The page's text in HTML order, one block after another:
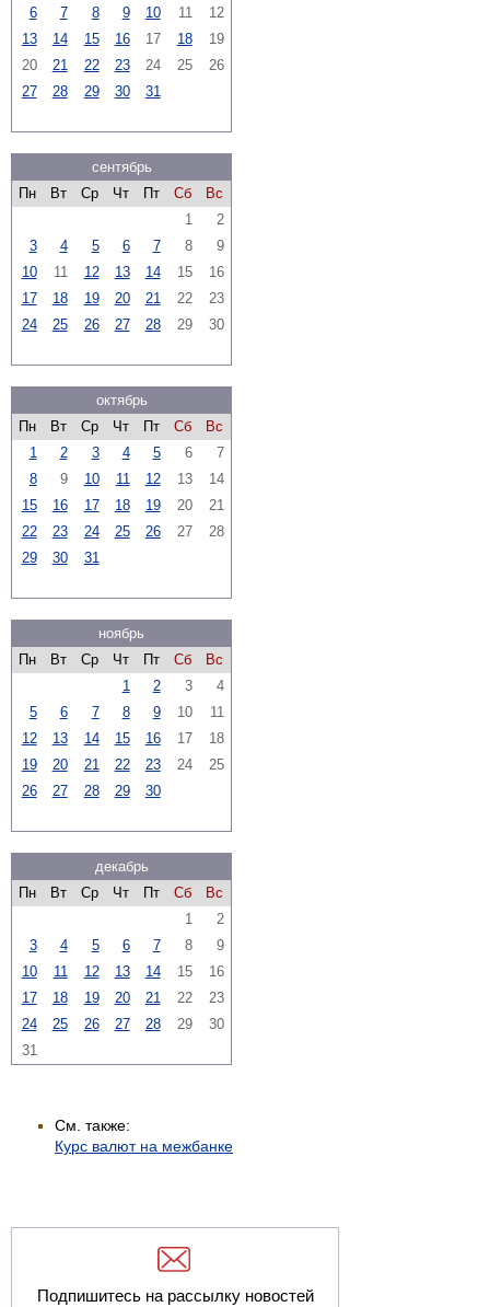
6 7 8 9 10 11
12
13
14 15 16 17 18
19
20
21 22 23 24 25
26
27
28 29 30 31
сентябрь
Пн
Вт Ср Чт Пт Сб
Вс
1
2
3
4 5 6 7 8
9
10
11 12 13 14 15
16
17
18 19 20 21 22
23
24
25 26 27 28 29 30
октябрь
Пн
Вт Ср Чт Пт Сб
Вс
1
2 3 4 5 6
7
8
9 10 11 12 13
14
15
16 17 18 19 20
21
22
23 24 25 26 27
28
29
30 31
ноябрь
Пн
Вт Ср Чт Пт Сб
Вс
1
2 3
4
5
6 7 8 9 10
11
12
13 14 15 16 17
18
19
20 21 22 23 24
25
26
27 28 29 30
декабрь
Пн
Вт Ср Чт Пт Сб
Вс
1
2
3
4 5 6 7 8
9
10
11 12 13 14 15
16
17
18 19 20 21 22
23
24
25 26 27 28 29
30
31
См. также:
Курс валют на межбанке
Подпишитесь на рассылку новостей